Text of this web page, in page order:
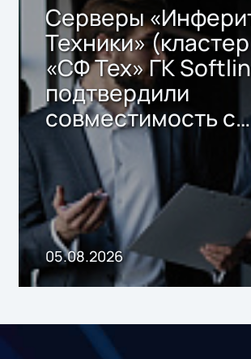
Серверы
Техники» (кластер
«СФ Тех» ГК
подтвердили
совместимость с
решением Sharx
Storage 2.x для
хранения данных
05.08.2026